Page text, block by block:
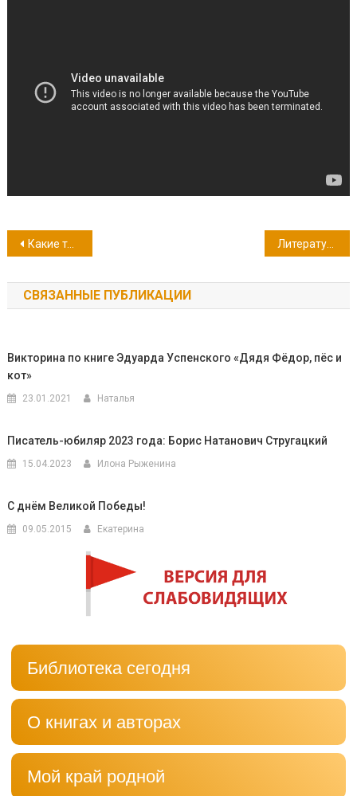
Навигация
по
записям
Какие театры бывают на свете? Литературная игра «Винни-Пух и все-все-все»
СВЯЗАННЫЕ ПУБЛИКАЦИИ
Викторина по книге Эдуарда Успенского «Дядя Фёдор, пёс и
кот»
23.01.2021 Наталья
Писатель-юбиляр 2023 года: Борис Натанович Стругацкий
15.04.2023 Илона Рыженина
С днём Великой Победы!
09.05.2015 Екатерина
Библиотека сегодня
О книгах и авторах
Мой край родной